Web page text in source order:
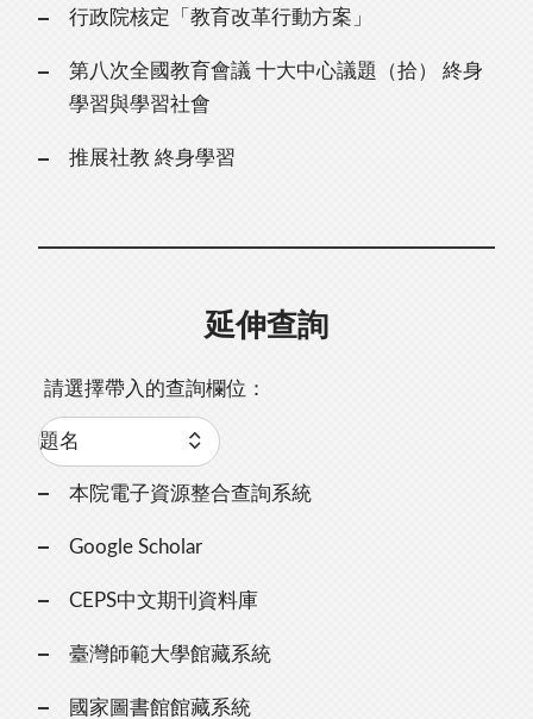
行政院核定「教育改革行動方案」
第八次全國教育會議 十大中心議題（拾） 終身
學習與學習社會
推展社教 終身學習
延伸查詢
請選擇帶入的查詢欄位：
本院電子資源整合查詢系統
Google Scholar
CEPS中文期刊資料庫
臺灣師範大學館藏系統
國家圖書館館藏系統